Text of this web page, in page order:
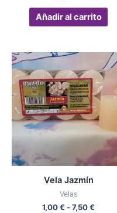
Añadir al carrito
Vela Jazmín
Velas
1,00€ -7,50€
Rango
de
desde
1,00 €
hasta
7,50 €